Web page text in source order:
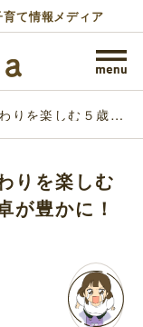
て情報メディア
りを楽しむ５歳娘
りを楽しむ
が豊かに！